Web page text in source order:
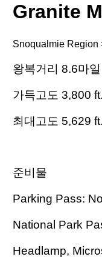
Granite
Snoqualmie Region
왕복거리 8.6마일
가득고도 3,800 ft.
최대고도 5,629 ft.
준비물
Parking Pass:
National Park
Headlamp,